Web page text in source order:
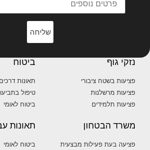
שליחה
נזקי גוף
פציעות בשטח ציבורי
פציעות מרשלנות
פציעות תלמידים
ביטוח
תאונות דרכים
טיפול
ביטוח לאומי
משרד הבטחון
פציעה בעת פעילות מבצעית
תאונות
ביטוח לאומי